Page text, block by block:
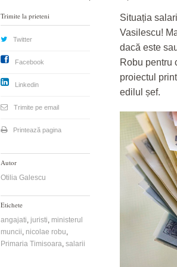
Situația
Vasilescu!
dacă este
Robu pentru
proiectul
edilul șef.
Trimite la prieteni
Twitter
Facebook
Linkedin
Trimite pe email
Printează pagina
Autor
Otilia Galescu
Etichete
angajati, juristi, ministerul
muncii, nicolae robu,
Primaria Timisoara, salarii